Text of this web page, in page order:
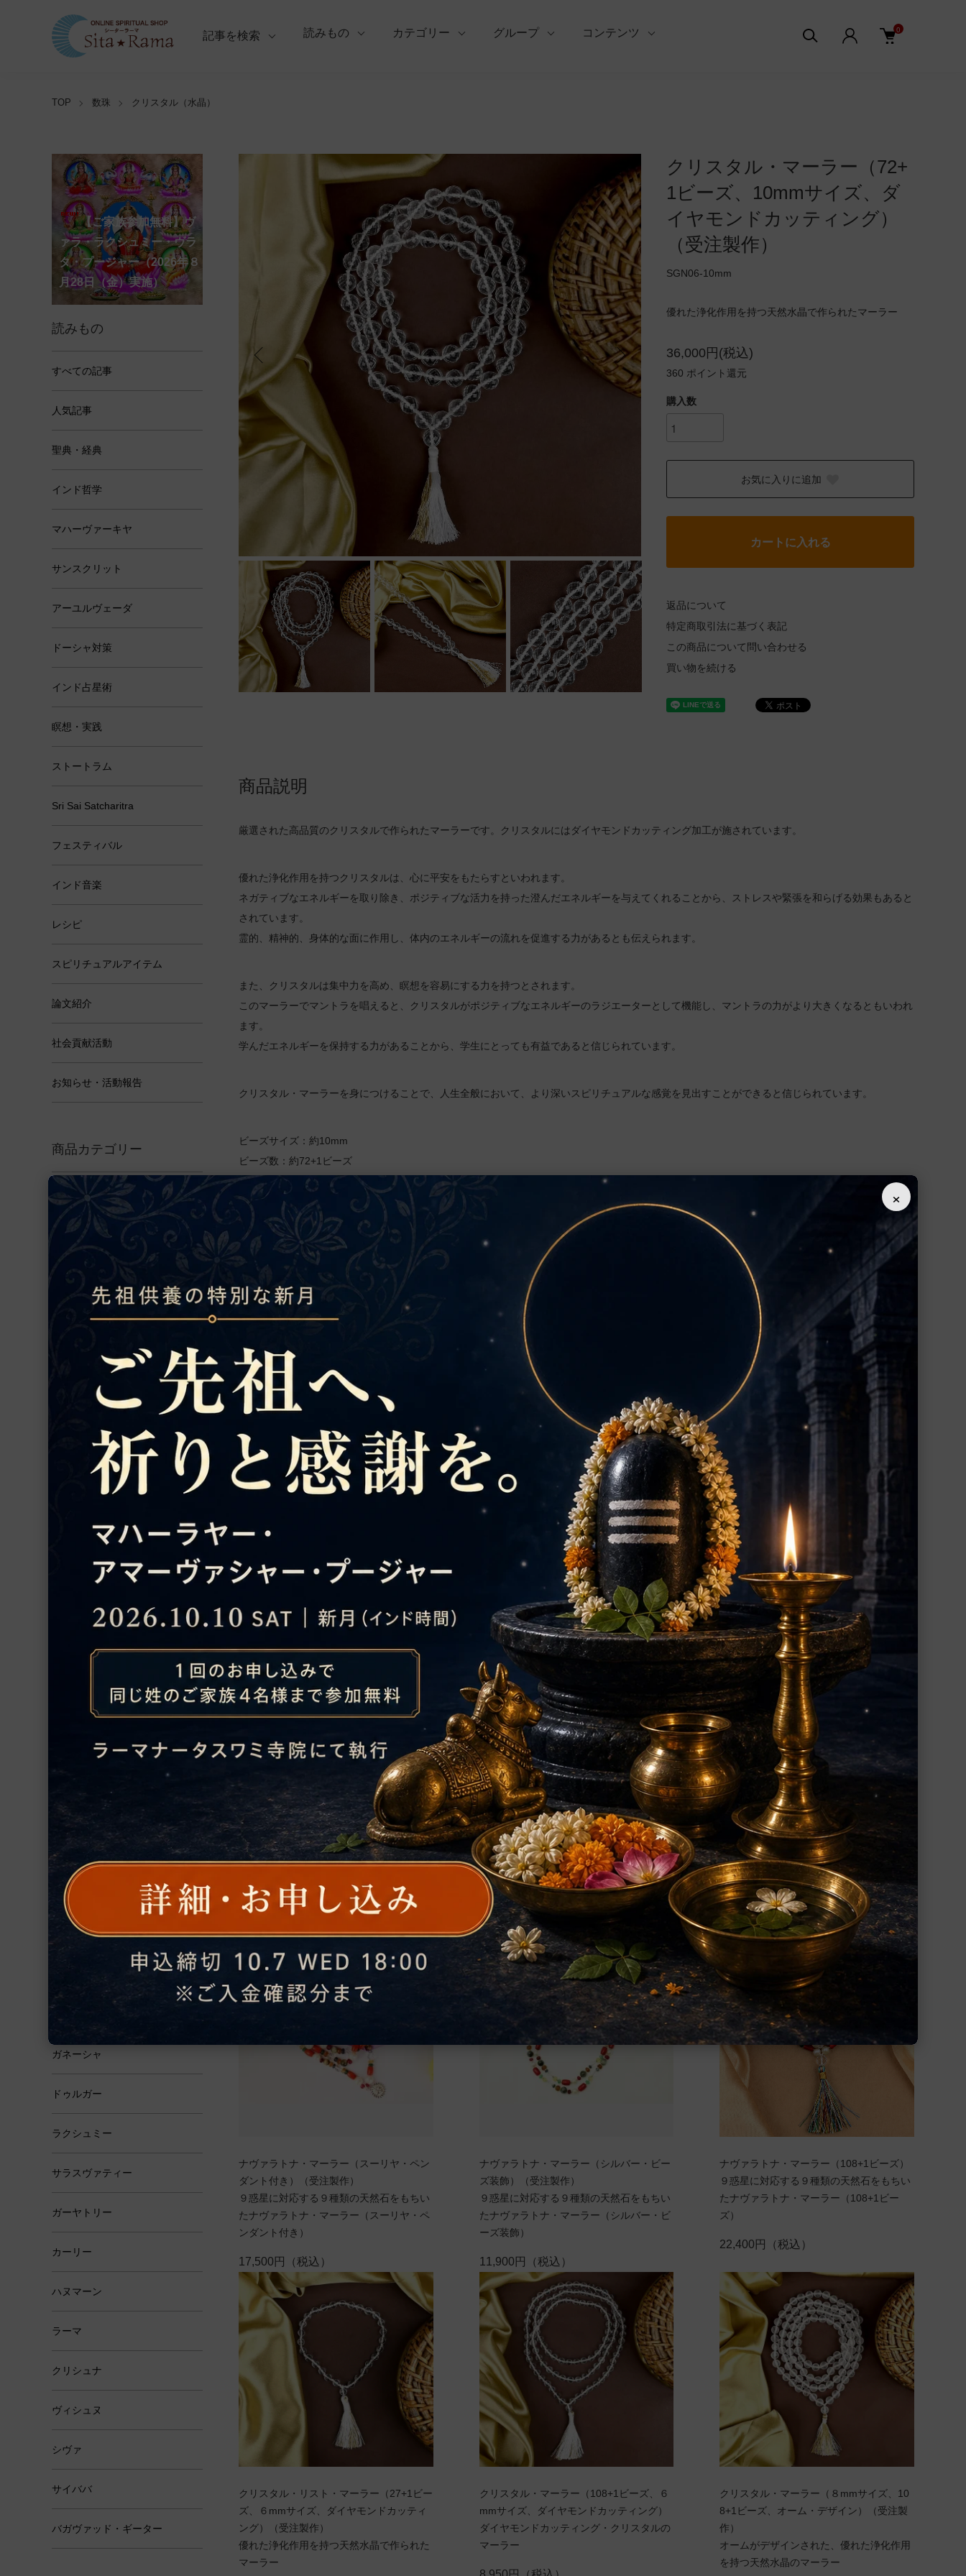
記事を検索 読みもの カテゴリー グループ コンテンツ 0
TOP 数珠 クリスタル（水晶）
クリスタル・マーラー（72+
1ビーズ、10mmサイズ、ダ
イヤモンドカッティング）
（受注製作）
SGN06-10mm
優れた浄化作用を持つ天然水晶で作られたマーラー
36,000円(税込)
360 ポイント還元
購入数
お気に入りに追加
カートに入れる
返品について
特定商取引法に基づく表記
この商品について問い合わせる
買い物を続ける
商品説明
厳選された高品質のクリスタルで作られたマーラーです。クリスタルにはダイヤモンドカッティング加工が施されています。
優れた浄化作用を持つクリスタルは、心に平安をもたらすといわれます。
ネガティブなエネルギーを取り除き、ポジティブな活力を持った澄んだエネルギーを与えてくれることから、ストレスや緊張を和らげる効果もあると
されています。
霊的、精神的、身体的な面に作用し、体内のエネルギーの流れを促進する力があるとも伝えられます。
また、クリスタルは集中力を高め、瞑想を容易にする力を持つとされます。
このマーラーでマントラを唱えると、クリスタルがポジティブなエネルギーのラジエーターとして機能し、マントラの力がより大きくなるともいわれ
ます。
学んだエネルギーを保持する力があることから、学生にとっても有益であると信じられています。
クリスタル・マーラーを身につけることで、人生全般において、より深いスピリチュアルな感覚を見出すことができると信じられています。
ビーズサイズ：約10mm
ビーズ数：約72+1ビーズ
※インド現地発行の証明書付き
※この商品は、インドでの受注製作品となっておりますので、納期まで一ヶ月前後かかる予定です。
デザインの細部は、画像と異なる場合がございます。
インドより出荷前に簡潔なプージャーが実施されますが、個人名でのプージャーをご希望の場合は、
プラーナプラティシュタ・プージャー
を合わせて
ご注文の上、ご祈祷名をお知らせください。
プラーナプラティシュタ（入魂の儀式）お申し込み
レビュー
レビューを投稿する
あなたにおすすめの商品
ガーヤトリー・ジャパマーラー・バッグ
（数珠袋）（受注製作）
ガーヤトリー女神とガーヤトリー・マント
ラが描かれたジャパマーラー・バッグ
4,330円（税込）
ナヴァラトナ・マーラー（シルバー・チェ
ーン）
９惑星に対応する９種類の天然石をもちい
たナヴァラトナ・マーラー（シルバー・チ
ェーン）
32,500円（税込）
ナヴァラトナ・マーラー（108+1ビーズ）
（受注製作）
９惑星に対応する９種類の天然石をもちい
たナヴァラトナ・マーラー
22,400円（税込）
ナヴァラトナ・マーラー（スーリヤ・ペン
ダント付き）（受注製作）
９惑星に対応する９種類の天然石をもちい
たナヴァラトナ・マーラー（スーリヤ・ペ
ンダント付き）
17,500円（税込）
ナヴァラトナ・マーラー（シルバー・ビー
ズ装飾）（受注製作）
９惑星に対応する９種類の天然石をもちい
たナヴァラトナ・マーラー（シルバー・ビ
ーズ装飾）
11,900円（税込）
ナヴァラトナ・マーラー（108+1ビーズ）
９惑星に対応する９種類の天然石をもちい
たナヴァラトナ・マーラー（108+1ビー
ズ）
22,400円（税込）
クリスタル・リスト・マーラー（27+1ビー
ズ、６mmサイズ、ダイヤモンドカッティ
ング）（受注製作）
優れた浄化作用を持つ天然水晶で作られた
マーラー
クリスタル・マーラー（108+1ビーズ、６
mmサイズ、ダイヤモンドカッティング）
ダイヤモンドカッティング・クリスタルの
マーラー
クリスタル・マーラー（８mmサイズ、10
8+1ビーズ、オーム・デザイン）（受注製
作）
オームがデザインされた、優れた浄化作用
を持つ天然水晶のマーラー
【ご家族参加無料】ア
ーディ・アマーヴァシャ
ー・プージャー（2026年８
月12日（水）実施）
【ご家族参加無料】ラ
クシュミー・クベーラ・マ
ンスリー・プージャー
（2026年８月12日（水）実
施）
【ご家族参加無料】ナ
ーガ・パンチャミー・プー
ジャー（2026年８月17日
（月）実施）
【ご家族参加無料】ヴ
ァラ・ラクシュミー・ヴラ
タ・プージャー（2026年８
月28日（金）実施）
【ご家族参加無料】サ
ンカタハラ・チャトゥルテ
ィー・プージャー（2026年
８月31日（月）実施）
【ご家族参加無料】クリシ
ュナ・ジャヤンティー・プ
ージャー（2026年９月４日
（金）実施）
【ご家族参加無料】ガ
ネーシャ・チャトゥルティ
ー・プージャー（2026年９
月14日（月）実施）
【ご家族参加無料】マ
ハーラクシュミー・ヴラ
タ・プージャー（2026年９
月19日（土）実施）
【ご家族参加無料】マ
ハーラヤー・アマーヴァシ
ャー・プージャー（2026年
10月10日（土）実施）
第220回グループ・ホ
ーマ（ナーガ・パンチャミ
ー、2026年８月17日（月）
実施）
第221回グループ・ホ
ーマ（ガーヤトリー・ジャ
ヤンティー、2026年８月28
日（金）実施）
アンナダーナ・プロジェク
ト（食事の奉仕）
ポストコロナ福祉活動支援
募金
読みもの
すべての記事
人気記事
聖典・経典
インド哲学
マハーヴァーキヤ
サンスクリット
アーユルヴェーダ
ドーシャ対策
インド占星術
瞑想・実践
ストートラム
Sri Sai Satcharitra
フェスティバル
インド音楽
レシピ
スピリチュアルアイテム
論文紹介
社会貢献活動
お知らせ・活動報告
商品カテゴリー
アクセサリー
ルドラークシャ
シャーラグラーマ
プージャー用品
プージャー・サービス
ファブリック
繁栄・開運
厄除開運
恋愛・結婚
ガネーシャ
ドゥルガー
ラクシュミー
サラスヴァティー
ガーヤトリー
カーリー
ハヌマーン
ラーマ
クリシュナ
ヴィシュヌ
シヴァ
サイババ
バガヴァッド・ギーター
×